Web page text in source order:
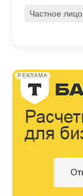
Частное лицо
РЕКЛАМА